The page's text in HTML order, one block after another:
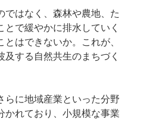
ではなく、森林や農地、た
で緩やかに排水していく
はできないか。これが、
する自然共生のまちづく
らに地域産業といった分野
かれており、小規模な事業